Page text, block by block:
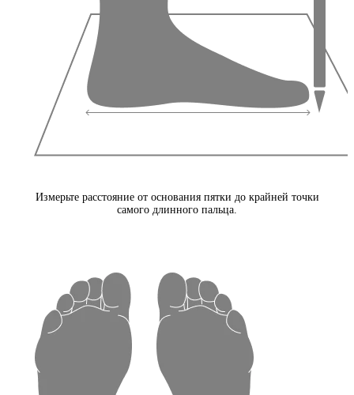
Измерьте расстояние от основания пятки до крайней точки
самого длинного пальца.